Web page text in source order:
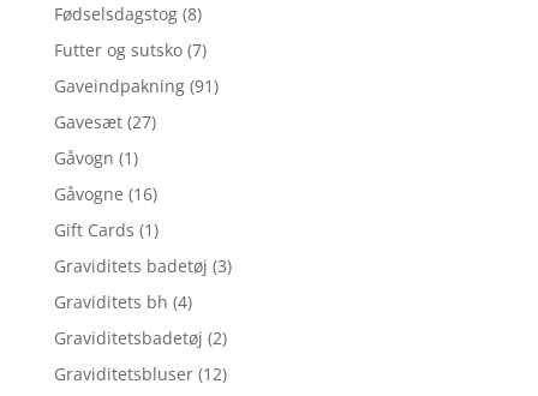
Fødselsdagstog (8)
Futter og sutsko (7)
Gaveindpakning (91)
Gavesæt (27)
Gåvogn (1)
Gåvogne (16)
Gift Cards (1)
Graviditets badetøj (3)
Graviditets bh (4)
Graviditetsbadetøj (2)
Graviditetsbluser (12)